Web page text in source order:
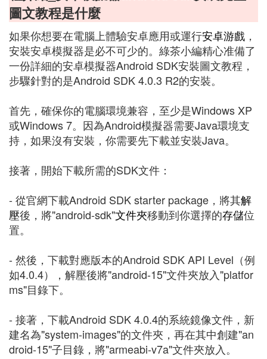
圖文教程是什麼
如果你想要在電腦上體驗安卓應用或運行安卓游戲 ，
安裝安卓模擬器是必不可少的。綠茶小編精心准備了
一份詳細的安卓模擬器Android SDK安裝圖文教程，
步驟針對的是Android SDK 4.0.3 R2的安裝。
首先，確保你的電腦環境兼容，至少是Windows XP
或Windows 7。因為Android模擬器需要Java環境支
持，如果沒有安裝，你需要先下載並安裝Java。
接著，開始下載所需的SDK文件：
- 從官網下載Android SDK starter package，將其解
壓後，將"android-sdk"文件夾移動到你選擇的存儲位
置。
- 然後，下載對應版本的Android SDK API Level（例
如4.0.4），解壓後將"android-15"文件夾放入"platfor
ms"目錄下。
- 接著，下載Android SDK 4.0.4的系統鏡像文件，新
建名為"system-images"的文件夾，再在其中創建"an
droid-15"子目錄，將"armeabi-v7a"文件夾放入。